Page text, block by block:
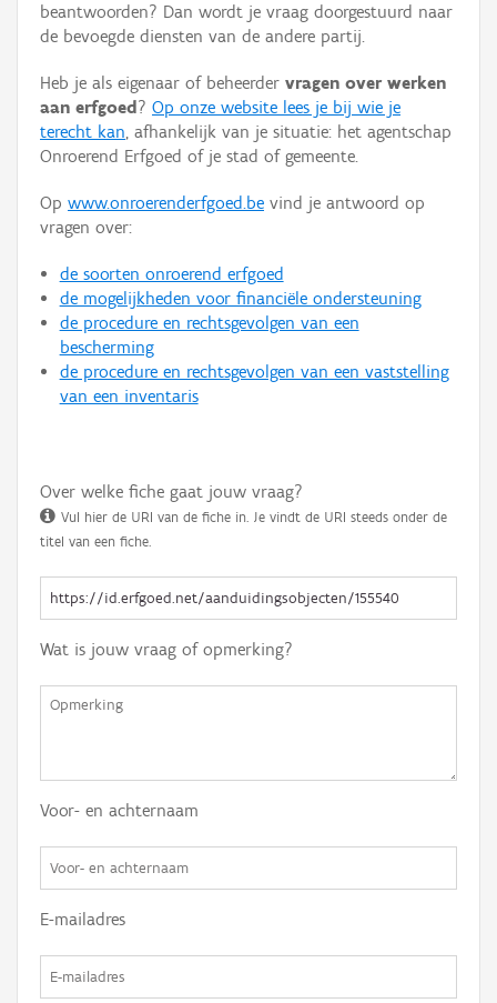
Persoon of collectief
Hergebruik
Aanmelden
beantwoorden? Dan wordt je vraag doorgestuurd naar
de bevoegde diensten van de andere partij.
Heb je als eigenaar of beheerder vragen over werken
aan erfgoed ? Op onze website lees je bij wie je
terecht kan, afhankelijk van je situatie: het agentschap
Onroerend Erfgoed of je stad of gemeente.
Op www.onroerenderfgoed.be vind je antwoord op
vragen over:
de soorten onroerend erfgoed
de mogelijkheden voor financiële ondersteuning
de procedure en rechtsgevolgen van een
bescherming
de procedure en rechtsgevolgen van een vaststelling
van een inventaris
Over welke fiche gaat jouw vraag?
Vul hier de URI van de fiche in. Je vindt de URI steeds onder de
titel van een fiche.
Wat is jouw vraag of opmerking?
Voor- en achternaam
E-mailadres